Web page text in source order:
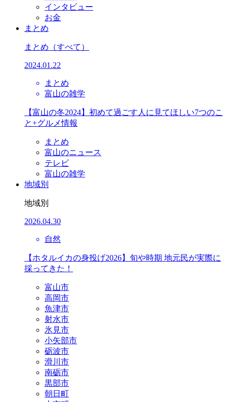
インタビュー
お金
まとめ
まとめ （すべて）
2024.01.22
まとめ
富山の雑学
【富山の冬2024】初めて過ごす人に見てほしい7つのこ
と+グルメ情報
まとめ
富山のニュース
テレビ
富山の雑学
地域別
地域別
2026.04.30
自然
【ホタルイカの身投げ2026】旬や時期 地元民が実際に
採ってきた！
富山市
高岡市
魚津市
射水市
氷見市
小矢部市
砺波市
滑川市
南砺市
黒部市
朝日町